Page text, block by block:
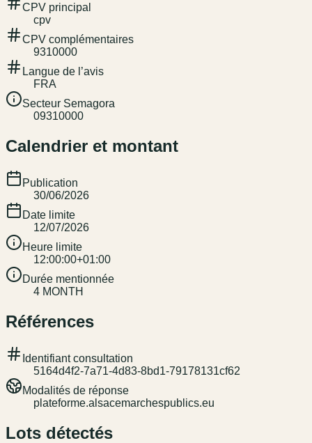
CPV principal
cpv
CPV complémentaires
9310000
Langue de l’avis
FRA
Secteur Semagora
09310000
Calendrier et montant
Publication
30/06/2026
Date limite
12/07/2026
Heure limite
12:00:00+01:00
Durée mentionnée
4 MONTH
Références
Identifiant consultation
5164d4f2-7a71-4d83-8bd1-79178131cf62
Modalités de réponse
plateforme.alsacemarchespublics.eu
Lots détectés